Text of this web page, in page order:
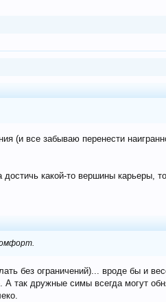
(и все забываю перенести
какой-то вершины карьеры,
без ограничений)... вроде бы и
так дружные симы всегда могут